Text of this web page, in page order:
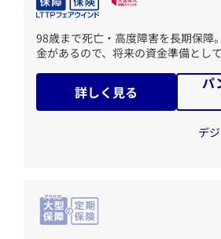
​98歳まで死亡・高度障害を長期保障
金があるので、将来の資金準備として
詳しく見る
パ
デ